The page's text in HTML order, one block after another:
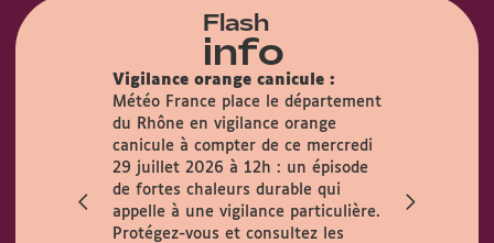
Flash
info
Vigilance orange canicule :
Météo France place le département
du Rhône en vigilance orange
canicule à compter de ce mercredi
29 juillet 2026 à 12h : un épisode
de fortes chaleurs durable qui
appelle à une vigilance particulière.
Protégez-vous et consultez les